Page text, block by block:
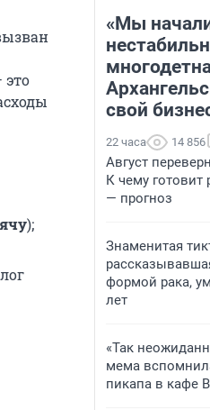
);
«Мы
свой
22 часа 14 856
Август
К чему готовит
— прогноз
Знаменитая
формой рака,
лет
«Так
мема
пикапа в кафе